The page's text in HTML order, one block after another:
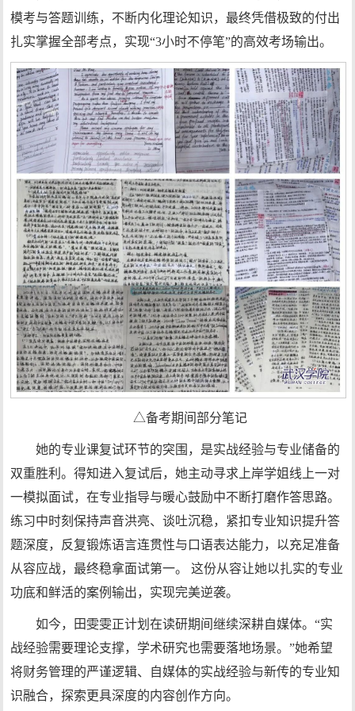
模考与答题训练，不断内化理论知识，最终凭借极致的付出
扎实掌握全部考点，实现“3小时不停笔”的高效考场输出。
△备考期间部分笔记
她的专业课复试环节的突围，是实战经验与专业储备的
双重胜利。得知进入复试后，她主动寻求上岸学姐线上一对
一模拟面试，在专业指导与暖心鼓励中不断打磨作答思路。
练习中时刻保持声音洪亮、谈吐沉稳，紧扣专业知识提升答
题深度，反复锻炼语言连贯性与口语表达能力，以充足准备
从容应战，最终稳拿面试第一。 这份从容让她以扎实的专业
功底和鲜活的案例输出，实现完美逆袭。
如今，田雯雯正计划在读研期间继续深耕自媒体。“实
战经验需要理论支撑，学术研究也需要落地场景。”她希望
将财务管理的严谨逻辑、自媒体的实战经验与新传的专业知
识融合，探索更具深度的内容创作方向。